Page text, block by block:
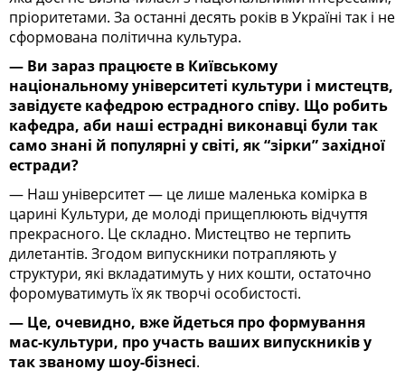
пріоритетами. За останні десять років в Україні так і не
сформована політична культура.
— Ви зараз працюєте в Київському
національному університеті культури і мистецтв,
завідуєте кафедрою естрадного співу. Що робить
кафедра, аби наші естрадні виконавці були так
само знані й популярні у світі, як “зірки” західної
естради?
— Наш університет — це лише маленька комірка в
царині Культури, де молоді прищеплюють відчуття
прекрасного. Це складно. Мистецтво не терпить
дилетантів. Згодом випускники потрапляють у
структури, які вкладатимуть у них кошти, остаточно
форомуватимуть їх як творчі особистості.
— Це, очевидно, вже йдеться про формування
мас-культури, про участь ваших випускників у
так званому шоу-бізнесі.